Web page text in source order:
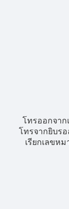
โทรออกจา
โทรจากยิบร
เรียกเลขห